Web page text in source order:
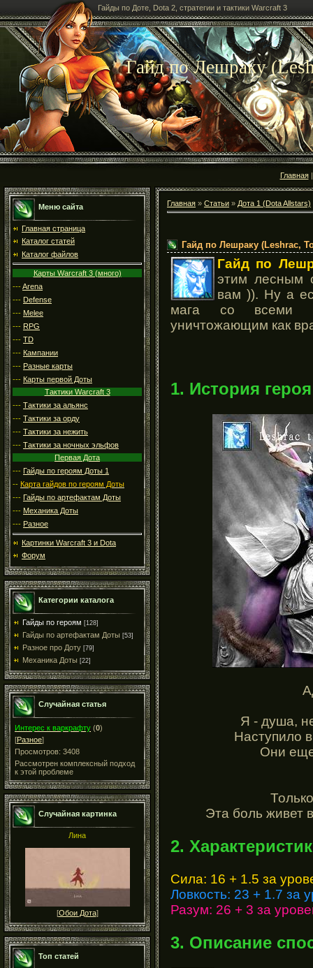
Гайды по Доте, Dota 2, стратегии и тактики Warcraft 3
Гайд по Лешраку
Главная
Меню сайта
Главная страница
Каталог статей
Каталог файлов
Карты Warcraft 3 (много)
---Arena
--- Defense
--- Melee
--- RPG
--- TD
--- Кампании
--- Разные карты
--- Карты первой Доты
Тактики Warcraft 3
--- Тактики за альянс
--- Тактики за орду
--- Тактики за нежить
--- Тактики за ночных эльфов
Первая Дота
--- Гайды по героям Доты 1
-- Карта гайдов по героям Доты
--- Гайды по артефактам Доты
--- Механика Доты
--- Разное
Картинки Warcraft 3 и Dota
Форум
Категории каталога
Гайды по героям [128]
Гайды по артефактам Доты [53]
Разное про Доту [79]
Механика Доты [22]
Случайная статья
Интерес к варкрафту (0)
[Разное]
Просмотров: 3408
Рассмотрен комплексный подход
к этой проблеме
Случайная картинка
Лина
[Обои Дота]
Топ статей
Главная » Статьи » Дота 1 (Dota Allstars)
Гайд по Лешраку (Leshrac,
Гайд по
этим лесным
вам )). Ну а
мага со всеми
уничтожающим как
1. История героя
Я - душа,
Наступило
Они
Эта боль живет
2.
Сила: 16 + 1.5 за
Ловкость: 23 + 1.7 за
Разум: 26 + 3 за
3. Описание